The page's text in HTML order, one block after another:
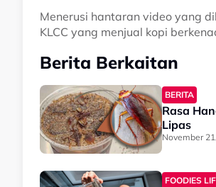
Menerusi hantaran video yang
KLCC yang menjual kopi
Berita Berkaitan
BERITA
Rasa
Lipas
November
FOODIES